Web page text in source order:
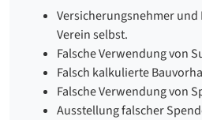
Versicherungsnehmer
Verein selbst.
Falsche Verwendung von
Falsch kalkulierte
Falsche Verwendung von
Ausstellung falscher